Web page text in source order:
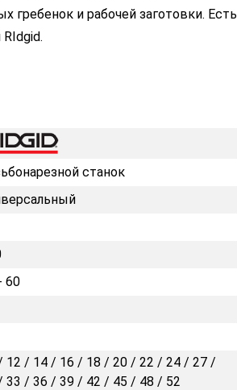
гребенок и рабочей заготовки. Есть
станок
60
12 / 14 / 16 / 18 / 20 / 22 / 24 / 27 /
33 / 36 / 39 / 42 / 45 / 48 / 52